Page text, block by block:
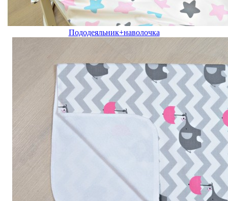
Пододеяльник+наволочка